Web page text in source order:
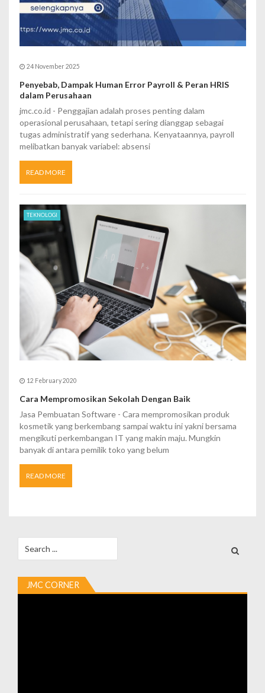
24 November 2025
Penyebab, Dampak Human Error Payroll & Peran HRIS
dalam Perusahaan
jmc.co.id - Penggajian adalah proses penting dalam
operasional perusahaan, tetapi sering dianggap sebagai
tugas administratif yang sederhana. Kenyataannya, payroll
melibatkan banyak variabel: absensi
READ MORE
TEKNOLOGI
12 February 2020
Cara Mempromosikan Sekolah Dengan Baik
Jasa Pembuatan Software - Cara mempromosikan produk
kosmetik yang berkembang sampai waktu ini yakni bersama
mengikuti perkembangan IT yang makin maju. Mungkin
banyak di antara pemilik toko yang belum
READ MORE
for:
JMC CORNER